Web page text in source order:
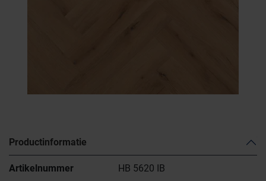
Productinformatie
Artikelnummer
HB 5620 IB